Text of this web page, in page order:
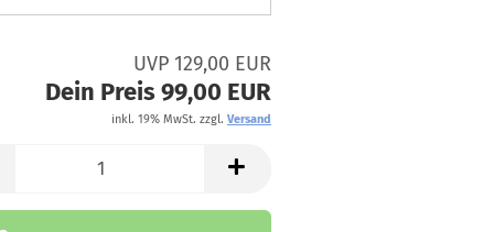
UVP 129,00 EUR
Dein Preis 99,00 EUR
inkl. 19% MwSt. zzgl. Versand